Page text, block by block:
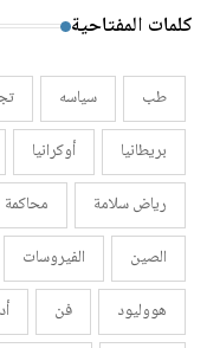
كلمات المفتاحية
طب سياسه
بريطانيا
أوكرانيا
رياض سلامة
محاكمة
الصين
الفيروسات
هووليود
فن